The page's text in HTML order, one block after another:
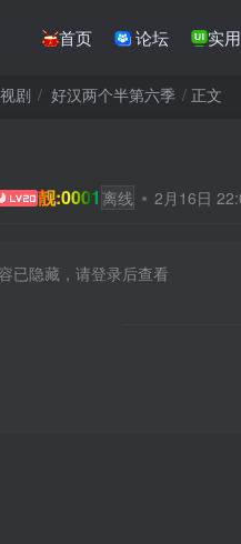
首页 论坛 实
剧 好汉两个半第六季 正文
靓:0001 离线 2月16日
已隐藏，请登录后查看